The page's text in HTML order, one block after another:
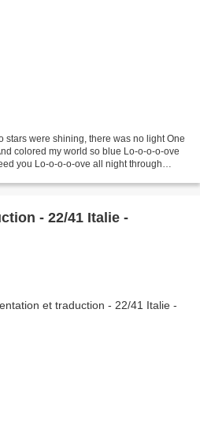
stars were shining, there was no light One
colored my world so blue Lo-o-o-o-ove
you Lo-o-o-o-ove all night through
- 22/41 Italie -